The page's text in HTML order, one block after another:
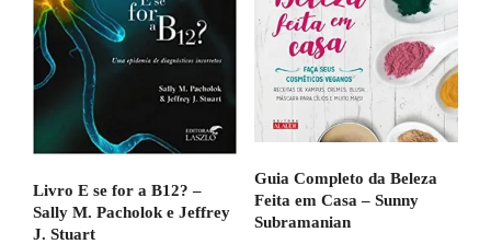
Livro E se for a B12? –
Sally M. Pacholok e Jeffrey
J. Stuart
Guia Completo da Beleza
Feita em Casa – Sunny
Subramanian